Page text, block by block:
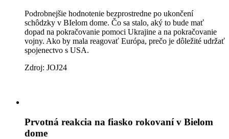
Podrobnejšie hodnotenie bezprostredne po ukončení
schôdzky v BIelom dome. Čo sa stalo, aký to bude mať
dopad na pokračovanie pomoci Ukrajine a na pokračovanie
vojny. Ako by mala reagovať Európa, prečo je dôležité udržať
spojenectvo s USA.
Zdroj: JOJ24
Prvotná reakcia na fiasko rokovaní v Bielom
dome